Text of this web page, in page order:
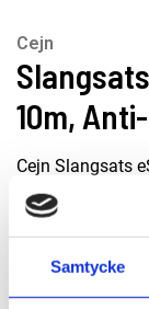
Samtycke
Cejn
10m,
Cejn Slangsats
slangsats med
extremt flexibel
snabbkoppling